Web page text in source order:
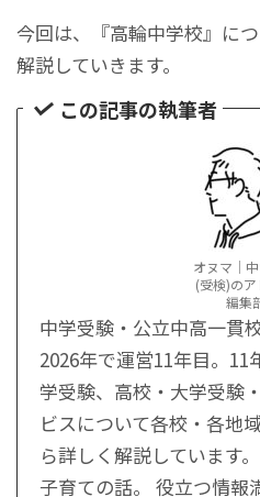
今回は、『高輪中学校』に
解説していきます。
この記事の執筆者
オヌマ｜
(受検)の
編集
中学受験・公立中高一貫
2026年で運営11年目。11
学受験、高校・大学受験
ビスについて各校・各地
ら詳しく解説しています
子育ての話。 役立つ情報